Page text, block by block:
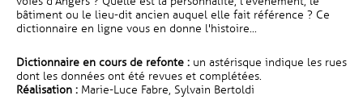
bâtiment ou le lieu-dit ancien auquel elle fait référence ? Ce
dictionnaire en ligne vous en donne l'histoire...
Dictionnaire en cours de refonte : un astérisque indique les rues
dont les données ont été revues et complétées.
Réalisation : Marie-Luce Fabre, Sylvain Bertoldi